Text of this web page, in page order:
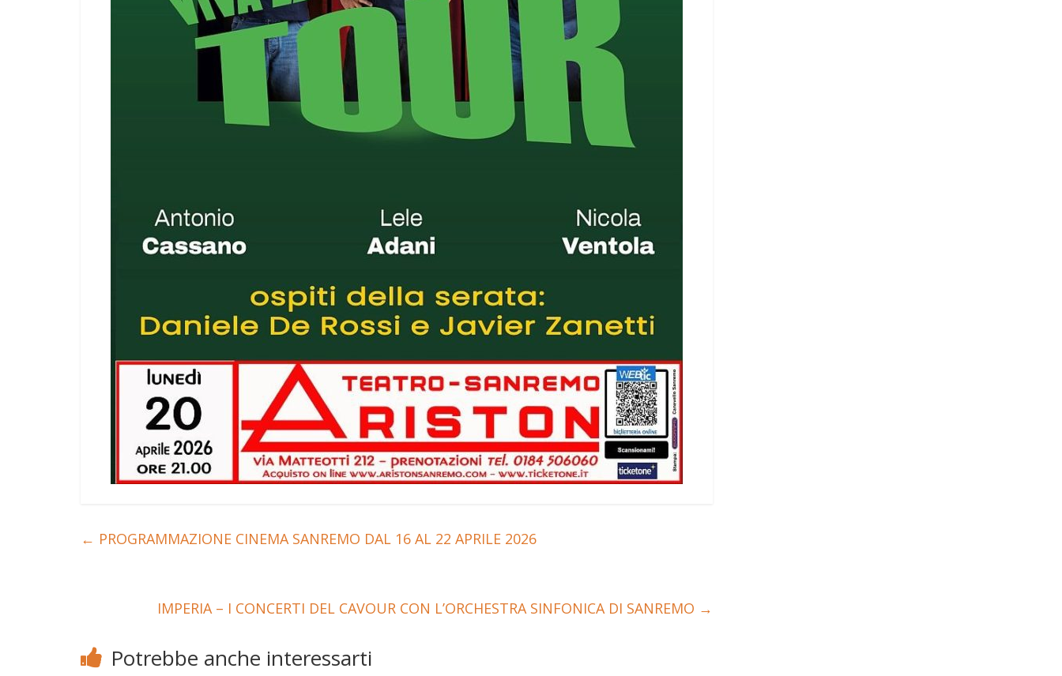
← PROGRAMMAZIONE CINEMA SANREMO DAL 16 AL 22 APRILE 2026
IMPERIA – I CONCERTI DEL CAVOUR CON L’ORCHESTRA SINFONICA DI SANREMO →
Potrebbe anche interessarti